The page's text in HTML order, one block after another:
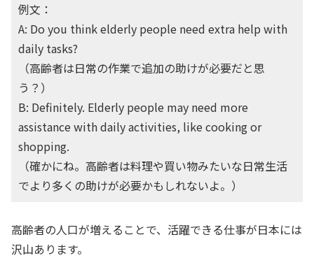
例文：
A: Do you think elderly people need extra help with
daily tasks?
（高齢者は日常の作業で追加の助けが必要だと思
う？）
B: Definitely. Elderly people may need more
assistance with daily activities, like cooking or
shopping.
（確かにね。高齢者は料理や買い物みたいな日常生活
でより多くの助けが必要かもしれないよ。）
高齢者の人口が増えることで、活躍できる仕事が日本には
沢山あります。